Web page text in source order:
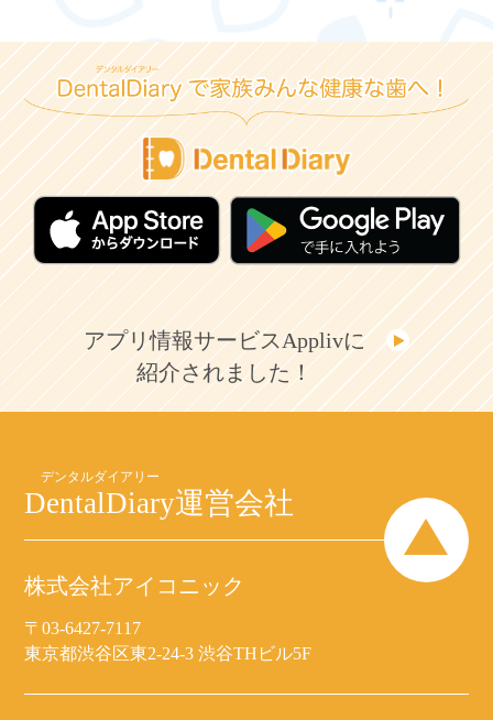
アプリ情報サービスApplivに
紹介されました！
DentalDiary運営会社
株式会社アイコニック
〒03-6427-7117
東京都渋谷区東2-24-3 渋谷THビル5F